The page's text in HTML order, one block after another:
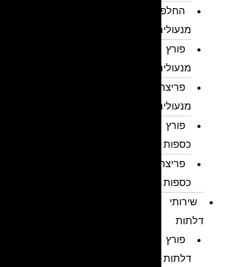
החלפת
מנעולים
פורץ
מנעולים
פריצת
מנעולים
פורץ
כספות
פריצת
כספות
שירותי
דלתות
פורץ
דלתות